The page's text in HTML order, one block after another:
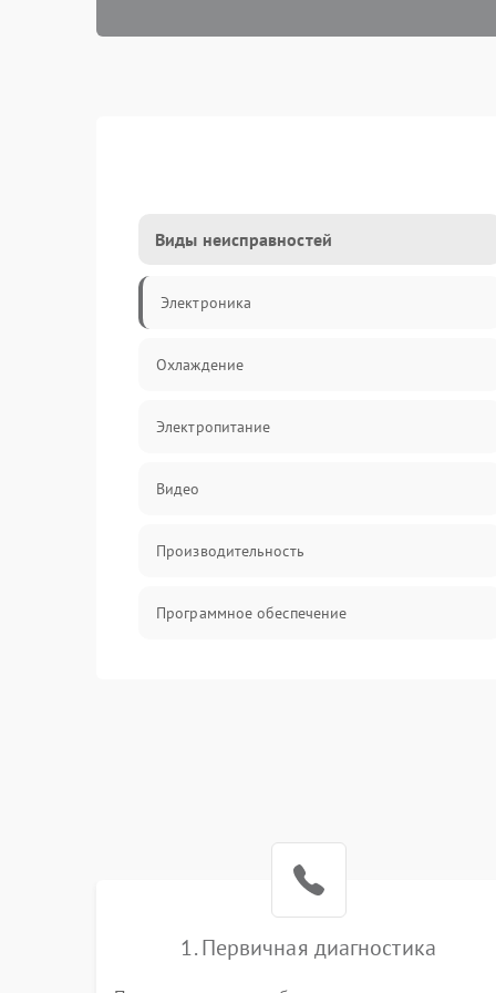
Виды неисправностей
Электроника
Охлаждение
Электропитание
Видео
Производительность
Программное обеспечение
Накопители/Программное обеспечение
1. Первичная диагностика